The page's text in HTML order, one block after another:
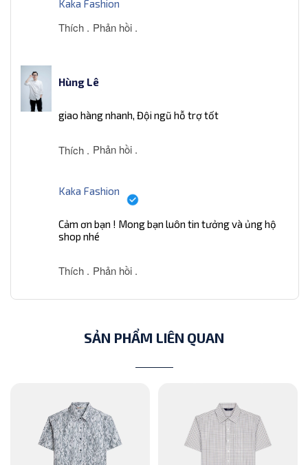
Kaka Fashion
Thích . Phản hồi .
Hùng Lê
giao hàng nhanh, Đội ngũ hỗ trợ tốt
Thích . Phản hồi .
Kaka Fashion
Cảm ơn bạn ! Mong bạn luôn tin tưởng và ủng hộ
shop nhé
Thích . Phản hồi .
SẢN PHẨM LIÊN QUAN